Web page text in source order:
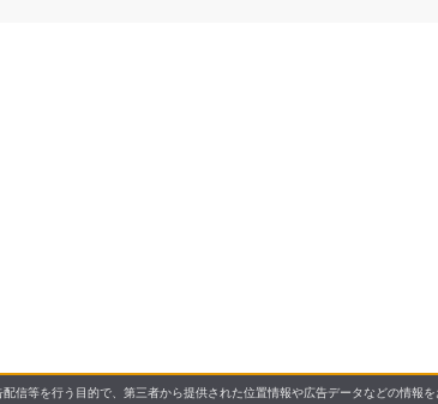
信等を行う目的で、第三者から提供された位置情報や広告データなどの情報